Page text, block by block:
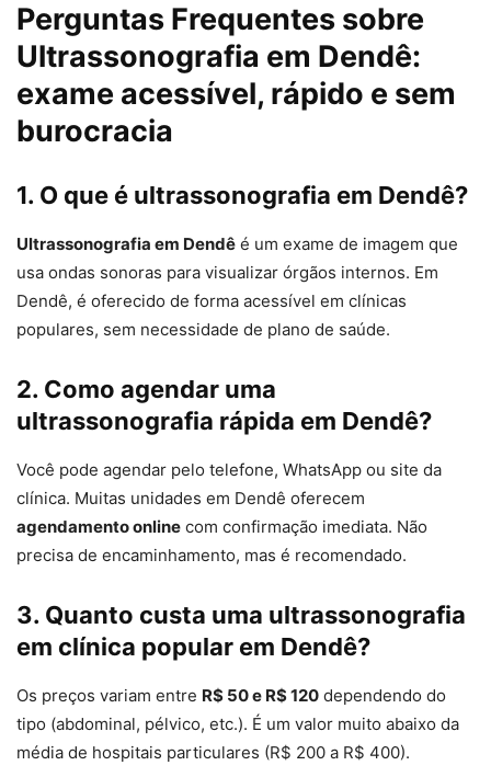
Perguntas Frequentes sobre
Ultrassonografia em Dendê:
exame acessível, rápido e sem
burocracia
1. O que é ultrassonografia em Dendê?
Ultrassonografia em Dendê é um exame de imagem que
usa ondas sonoras para visualizar órgãos internos. Em
Dendê, é oferecido de forma acessível em clínicas
populares, sem necessidade de plano de saúde.
2. Como agendar uma
ultrassonografia rápida em Dendê?
Você pode agendar pelo telefone, WhatsApp ou site da
clínica. Muitas unidades em Dendê oferecem
agendamento online com confirmação imediata. Não
precisa de encaminhamento, mas é recomendado.
3. Quanto custa uma ultrassonografia
em clínica popular em Dendê?
Os preços variam entre R$ 50 e R$ 120 dependendo do
tipo (abdominal, pélvico, etc.). É um valor muito abaixo da
média de hospitais particulares (R$ 200 a R$ 400).